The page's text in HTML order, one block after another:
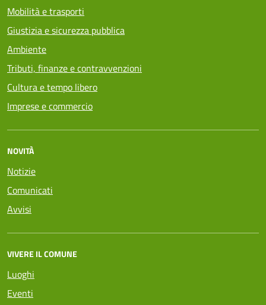
Mobilità e trasporti
Giustizia e sicurezza pubblica
Ambiente
Tributi, finanze e contravvenzioni
Cultura e tempo libero
Imprese e commercio
NOVITÀ
Notizie
Comunicati
Avvisi
VIVERE IL COMUNE
Luoghi
Eventi